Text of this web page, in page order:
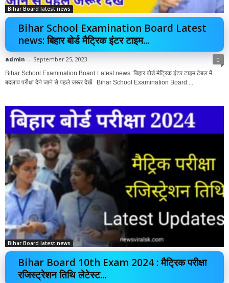
Bihar Board latest news
Bihar School Examination Board Latest
news: बिहार बोर्ड मैट्रिक इंटर टाइम...
admin - September 25, 2023 0
Bihar School Examination Board Latest news: बिहार बोर्ड मैट्रिक इंटर टाइम टेबल में
बदलाव परीक्षा देने जाने से पहले जरूर देखें Bihar School Examination Board:...
Bihar Board latest news
Bihar Board 10th Exam 2024 : मैट्रिक परीक्षा
रजिस्ट्रेशन तिथि लेटेस्ट...